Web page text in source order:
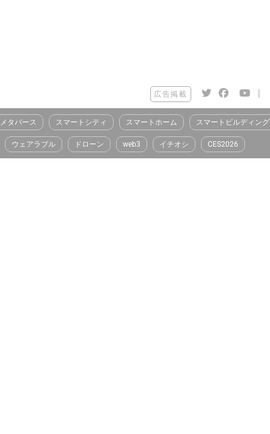
広告掲載 |
メタバース スマートシティ スマートホーム スマートビルディング
ウェアラブル ドローン web3 イチオシ CES2026